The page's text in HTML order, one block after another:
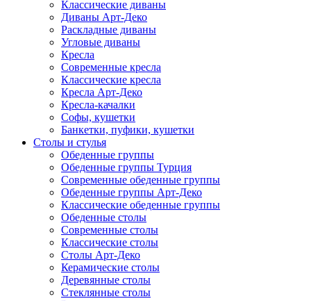
Классические диваны
Диваны Арт-Деко
Раскладные диваны
Угловые диваны
Кресла
Современные кресла
Классические кресла
Кресла Арт-Деко
Кресла-качалки
Софы, кушетки
Банкетки, пуфики, кушетки
Столы и стулья
Обеденные группы
Обеденные группы Турция
Современные обеденные группы
Обеденные группы Арт-Деко
Классические обеденные группы
Обеденные столы
Современные столы
Классические столы
Столы Арт-Деко
Керамические столы
Деревянные столы
Стеклянные столы